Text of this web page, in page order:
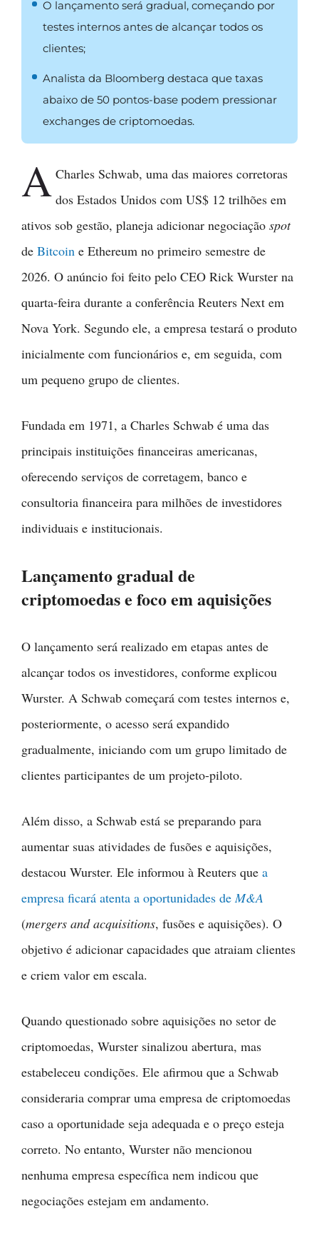
O lançamento será gradual, começando por
testes internos antes de alcançar todos os
clientes;
Analista da Bloomberg destaca que taxas
abaixo de 50 pontos-base podem pressionar
exchanges de criptomoedas.
A Charles Schwab, uma das maiores corretoras
dos Estados Unidos com US$ 12 trilhões em
ativos sob gestão, planeja adicionar negociação spot
de Bitcoin e Ethereum no primeiro semestre de
2026. O anúncio foi feito pelo CEO Rick Wurster na
quarta-feira durante a conferência Reuters Next em
Nova York. Segundo ele, a empresa testará o produto
inicialmente com funcionários e, em seguida, com
um pequeno grupo de clientes.
Fundada em 1971, a Charles Schwab é uma das
principais instituições financeiras americanas,
oferecendo serviços de corretagem, banco e
consultoria financeira para milhões de investidores
individuais e institucionais.
Lançamento gradual de
criptomoedas e foco em aquisições
O lançamento será realizado em etapas antes de
alcançar todos os investidores, conforme explicou
Wurster. A Schwab começará com testes internos e,
posteriormente, o acesso será expandido
gradualmente, iniciando com um grupo limitado de
clientes participantes de um projeto-piloto.
Além disso, a Schwab está se preparando para
aumentar suas atividades de fusões e aquisições,
destacou Wurster. Ele informou à Reuters que a
empresa ficará atenta a oportunidades de M&A
(mergers and acquisitions, fusões e aquisições). O
objetivo é adicionar capacidades que atraiam clientes
e criem valor em escala.
Quando questionado sobre aquisições no setor de
criptomoedas, Wurster sinalizou abertura, mas
estabeleceu condições. Ele afirmou que a Schwab
consideraria comprar uma empresa de criptomoedas
caso a oportunidade seja adequada e o preço esteja
correto. No entanto, Wurster não mencionou
nenhuma empresa específica nem indicou que
negociações estejam em andamento.